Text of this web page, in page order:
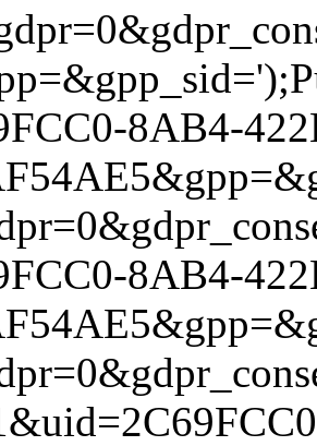
8AB4-
8AB4-